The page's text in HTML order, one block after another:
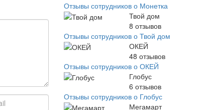
Отзывы сотрудников о Монетка
Твой дом
8 отзывов
Отзывы сотрудников о Твой дом
ОКЕЙ
48 отзывов
Отзывы сотрудников о ОКЕЙ
Глобус
6 отзывов
Отзывы сотрудников о Глобус
Мегамарт